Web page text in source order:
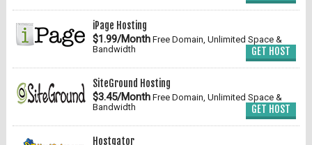
iPage Hosting
$1.99/MonthFree Domain, Unlimited Space &
Bandwidth
GET HOST
SiteGround Hosting
$3.45/MonthFree Domain, Unlimited Space &
Bandwidth
GET HOST
Hostgator